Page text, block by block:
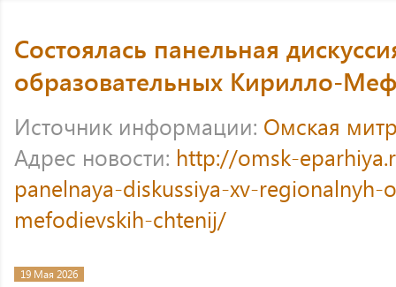
Состоялась панельная
образовательных Кирилло-
Источник информации: Омская
Адрес новости: http://omsk-
panelnaya-diskussiya-xv-
mefodievskih-chtenij/
19 Мая 2026